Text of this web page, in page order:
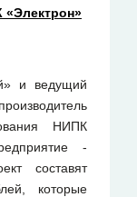
«Электрон»
и ведущий
НИПК
-
составят
которые